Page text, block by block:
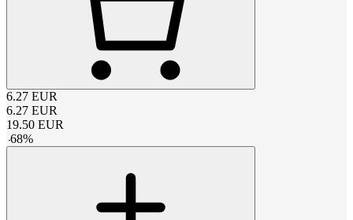
6.27 EUR
6.27 EUR
19.50 EUR
-68%